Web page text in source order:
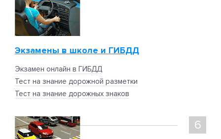
Экзамены в школе и ГИБДД
Экзамен онлайн в ГИБДД
Тест на знание дорожной разметки
Тест на знание дорожных знаков
6